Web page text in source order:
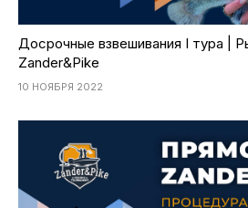
Досрочные взвешивания I тура |
Zander&Pike
10 НОЯБРЯ 2022